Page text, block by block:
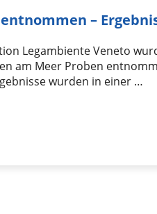
–
Legambiente Veneto
am Meer Proben
wurden in einer …